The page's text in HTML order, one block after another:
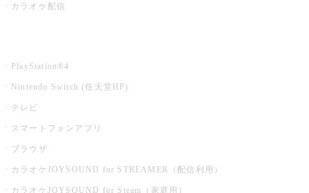
カラオケ配信
PlayStation®4
Nintendo Switch (任天堂HP)
テレビ
スマートフォンアプリ
ブラウザ
カラオケJOYSOUND for STREAMER（配信利用）
カラオケJOYSOUND for Steam（家庭用）